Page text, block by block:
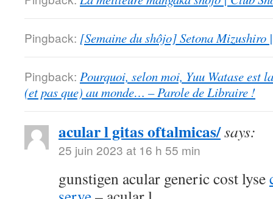
Pingback: [Semaine du shôjo] Setona Mizushiro
Pingback: Pourquoi, selon moi, Yuu Watase est
(et pas que) au monde… – Parole de Libraire !
acular l gitas oftalmicas/says:
25 juin 2023 at 16 h 55 min
gunstigen acular generic cost lyse